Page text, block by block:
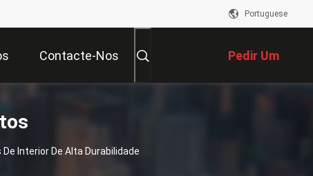
Portuguese
Contacte-Nos Pedir Um
Orçamento
Interior De Alta Durabilidade